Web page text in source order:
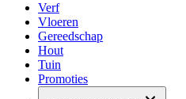
Verf
Vloeren
Gereedschap
Hout
Tuin
Promoties